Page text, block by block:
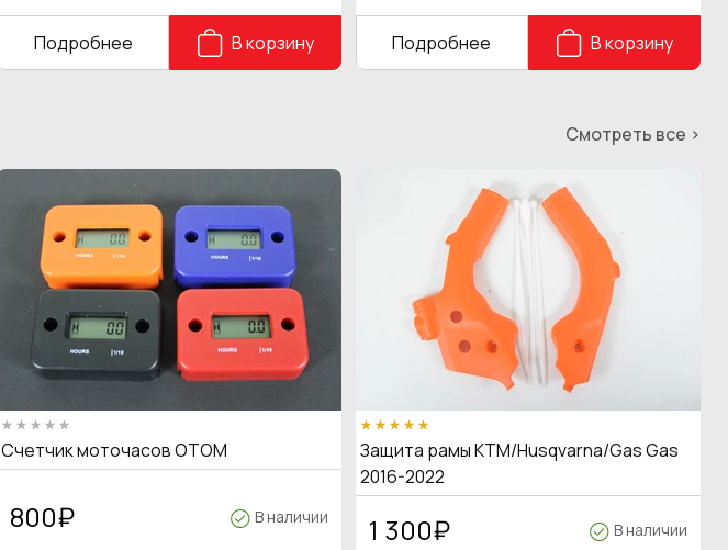
Подробнее В корзину Подробнее В корзину
Смотреть все >
Счетчик моточасов OTOM
800₽ В наличии
Защита рамы KTM/Husqvarna/Gas Gas
2016-2022
1 300₽ В наличии